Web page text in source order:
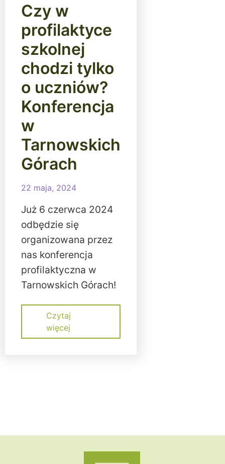
Czy w
profilaktyce
szkolnej
chodzi tylko
o uczniów?
Konferencja
w
Tarnowskich
Górach
22 maja, 2024
Już 6 czerwca 2024
odbędzie się
organizowana przez
nas konferencja
profilaktyczna w
Tarnowskich Górach!
Czytaj
więcej